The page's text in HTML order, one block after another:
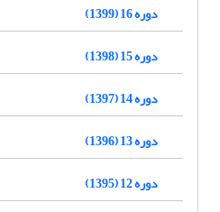
دوره 16 (1399)
دوره 15 (1398)
دوره 14 (1397)
دوره 13 (1396)
دوره 12 (1395)